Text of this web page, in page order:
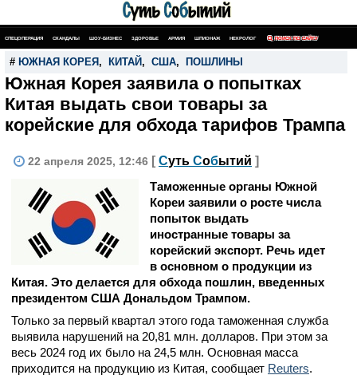
СПЕЦОПЕРАЦИЯ СКАНДАЛЫ ШОУ-БИЗНЕС ЗДОРОВЬЕ АРМИЯ ШПИОНАЖ НЕКРОЛОГ ПОИСК ПО САЙТУ
# ЮЖНАЯ КОРЕЯ , КИТАЙ , США, ПОШЛИНЫ
Южная Корея заявила о попытках
Китая выдать свои товары за
корейские для обхода тарифов Трампа
22 апреля 2025, 12:46 [ Суть Событий ]
Таможенные органы Южной
Кореи заявили о росте числа
попыток выдать
иностранные товары за
корейский экспорт. Речь идет
в основном о продукции из
Китая. Это делается для обхода пошлин, введенных
президентом США Дональдом Трампом.
Только за первый квартал этого года таможенная служба
выявила нарушений на 20,81 млн. долларов. При этом за
весь 2024 год их было на 24,5 млн. Основная масса
приходится на продукцию из Китая, сообщает Reuters.